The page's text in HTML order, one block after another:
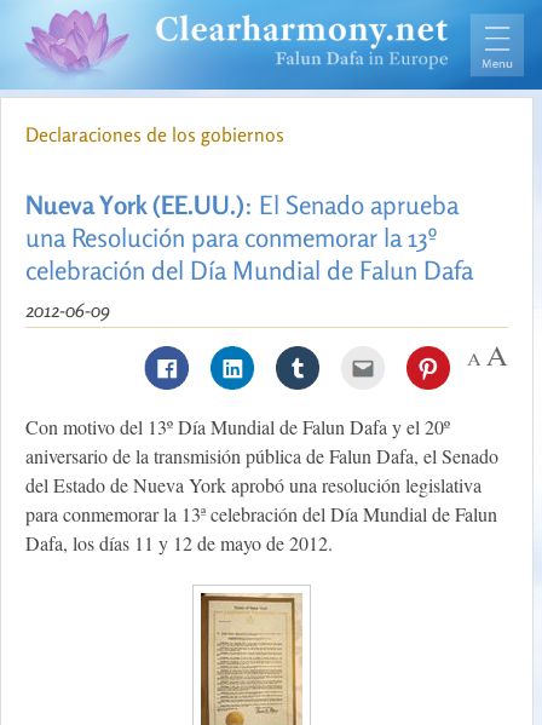
Declaraciones de los gobiernos
Nueva York (EE.UU.): El Senado aprueba
una Resolución para conmemorar la 13º
celebración del Día Mundial de Falun Dafa
2012-06-09
Con motivo del 13º Día Mundial de Falun Dafa y el 20º
aniversario de la transmisión pública de Falun Dafa, el Senado
del Estado de Nueva York aprobó una resolución legislativa
para conmemorar la 13ª celebración del Día Mundial de Falun
Dafa, los días 11 y 12 de mayo de 2012.